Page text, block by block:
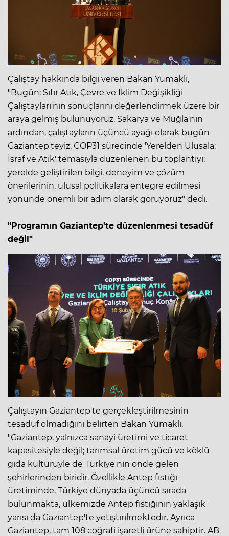
Çalıştay hakkında bilgi veren Bakan Yumaklı,
"Bugün; Sıfır Atık, Çevre ve İklim Değişikliği
Çalıştayları'nın sonuçlarını değerlendirmek üzere bir
araya gelmiş bulunuyoruz. Sakarya ve Muğla'nın
ardından, çalıştayların üçüncü ayağı olarak bugün
Gaziantep'teyiz. COP31 sürecinde 'Yerelden Ulusala:
İsraf ve Atık' temasıyla düzenlenen bu toplantıyı;
yerelde geliştirilen bilgi, deneyim ve çözüm
önerilerinin, ulusal politikalara entegre edilmesi
yönünde önemli bir adım olarak görüyoruz" dedi.
"Programın Gaziantep'te düzenlenmesi tesadüf
değil"
Çalıştayın Gaziantep'te gerçekleştirilmesinin
tesadüf olmadığını belirten Bakan Yumaklı,
"Gaziantep, yalnızca sanayi üretimi ve ticaret
kapasitesiyle değil; tarımsal üretim gücü ve köklü
gıda kültürüyle de Türkiye'nin önde gelen
şehirlerinden biridir. Özellikle Antep fıstığı
üretiminde, Türkiye dünyada üçüncü sırada
bulunmakta, ülkemizde Antep fıstığının yaklaşık
yarısı da Gaziantep'te yetiştirilmektedir. Ayrıca
Gaziantep, tam 108 coğrafi işaretli ürüne sahiptir. AB